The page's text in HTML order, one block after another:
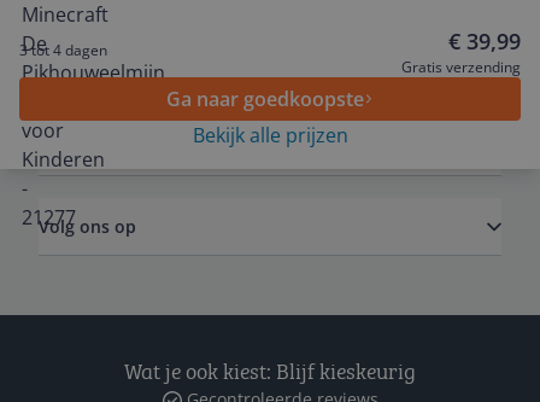
3 tot 4 dagen € 39,99
Gratis verzending
Ga naar goedkoopste
Bekijk alle prijzen
Algemeen
Zakelijk
Volg ons op
Wat je ook kiest: Blijf kieskeurig